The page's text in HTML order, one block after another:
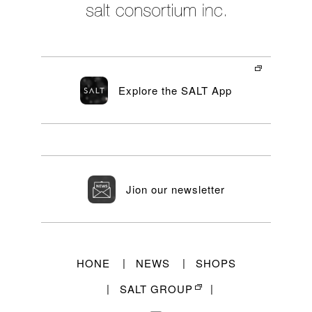
Explore the SALT App
Jion our newsletter
HONE NEWS
SHOPS
SALT GROUP